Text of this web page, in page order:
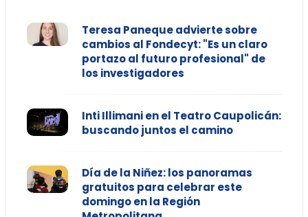
Teresa Paneque advierte sobre
cambios al Fondecyt: "Es un claro
portazo al futuro profesional" de
los investigadores
Inti Illimani en el Teatro Caupolicán:
buscando juntos el camino
Día de la Niñez: los panoramas
gratuitos para celebrar este
domingo en la Región